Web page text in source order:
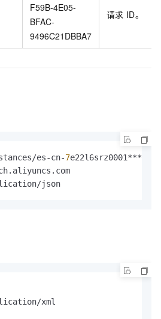
F59B-4E05-
BFAC-
9496C21DBBA7
请求 ID。
es-cn-7e22l6srz0001****/
json
xml